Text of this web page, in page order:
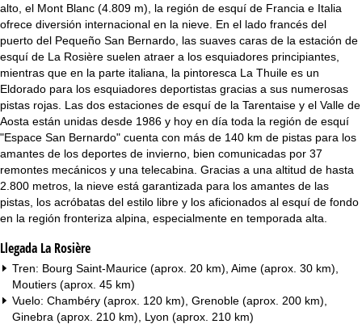
alto, el Mont Blanc (4.809 m), la región de esquí de Francia e Italia
ofrece diversión internacional en la nieve. En el lado francés del
puerto del Pequeño San Bernardo, las suaves caras de la estación de
esquí de La Rosière suelen atraer a los esquiadores principiantes,
mientras que en la parte italiana, la pintoresca La Thuile es un
Eldorado para los esquiadores deportistas gracias a sus numerosas
pistas rojas. Las dos estaciones de esquí de la Tarentaise y el Valle de
Aosta están unidas desde 1986 y hoy en día toda la región de esquí
"Espace San Bernardo" cuenta con más de 140 km de pistas para los
amantes de los deportes de invierno, bien comunicadas por 37
remontes mecánicos y una telecabina. Gracias a una altitud de hasta
2.800 metros, la nieve está garantizada para los amantes de las
pistas, los acróbatas del estilo libre y los aficionados al esquí de fondo
en la región fronteriza alpina, especialmente en temporada alta.
Llegada La Rosière
Tren: Bourg Saint-Maurice (aprox. 20 km), Aime (aprox. 30 km),
Moutiers (aprox. 45 km)
Vuelo: Chambéry (aprox. 120 km), Grenoble (aprox. 200 km),
Ginebra (aprox. 210 km), Lyon (aprox. 210 km)